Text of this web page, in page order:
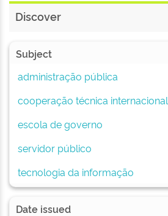
Discover
Subject
administração pública
cooperação técnica internacional
escola de governo
servidor público
tecnologia da informação
Date issued